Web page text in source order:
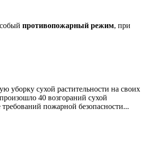
противопожарный режим, при
уборку сухой растительности на своих
40 возгораний сухой
пожарной безопасности...